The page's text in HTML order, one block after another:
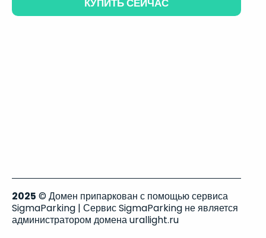
КУПИТЬ СЕЙЧАС
2025 © Домен припаркован с помощью сервиса
SigmaParking | Сервис SigmaParking не является
администратором домена urallight.ru